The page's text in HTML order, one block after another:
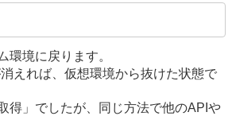
環境に戻ります。
えれば、仮想環境から抜けた状態で
得」でしたが、同じ方法で他のAPIや